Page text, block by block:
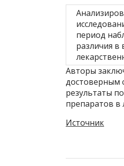
период
различия в
Авторы
достоверным
результаты
препаратов в
Источник